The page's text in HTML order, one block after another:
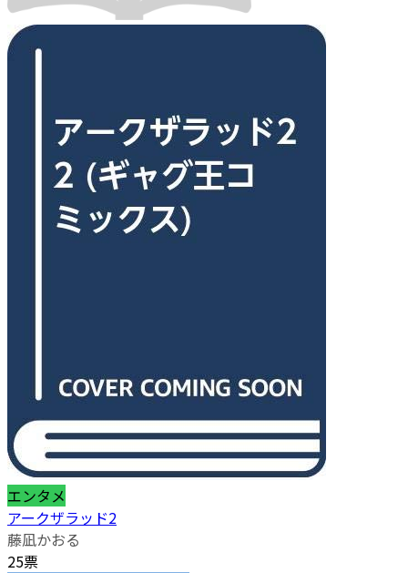
エンタメ
アークザラッド2
藤凪かおる
25票